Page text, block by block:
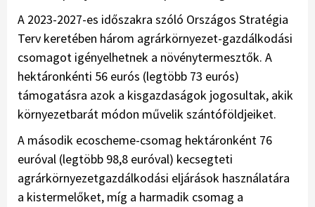
A 2023-2027-es időszakra szó­ló Országos Stratégia
Terv keretében három agrár­környezet-gaz­dálkodási
csomagot igé­­nyel­hetnek a növénytermesztők. A
hektáronkénti 56 eurós (legtöbb 73 eurós)
támogatásra azok a kisgazdaságok jogosultak, akik
környezetbarát módon művelik szántóföldjeiket.
A második ecoscheme-csomag hektáronként 76
euróval (legtöbb 98,8 euróval) kecsegteti
agrárkörnyezetgazdálkodási eljárások használatára
a kistermelőket, míg a harmadik csomag a